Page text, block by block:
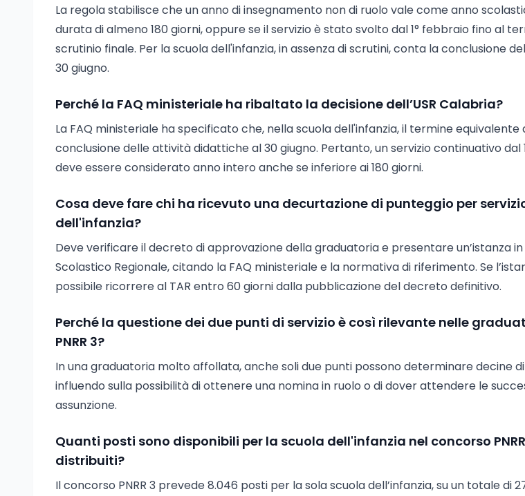
La regola stabilisce che un anno di insegnamento non di ruolo vale come anno
durata di almeno 180 giorni, oppure se il servizio è stato svolto dal 1° febbraio fino al
scrutinio finale. Per la scuola dell'infanzia, in assenza di scrutini, conta la conclusione
30 giugno.
Perché la FAQ ministeriale ha ribaltato la decisione dell’USR Calabria?
La FAQ ministeriale ha specificato che, nella scuola dell'infanzia, il termine equivalente
conclusione delle attività didattiche al 30 giugno. Pertanto, un servizio continuativo dal
deve essere considerato anno intero anche se inferiore ai 180 giorni.
Cosa deve fare chi ha ricevuto una decurtazione di punteggio per
dell'infanzia?
Deve verificare il decreto di approvazione della graduatoria e presentare un’istanza
Scolastico Regionale, citando la FAQ ministeriale e la normativa di riferimento. Se
possibile ricorrere al TAR entro 60 giorni dalla pubblicazione del decreto definitivo.
Perché la questione dei due punti di servizio è così rilevante nelle
PNRR 3?
In una graduatoria molto affollata, anche soli due punti possono determinare decine
influendo sulla possibilità di ottenere una nomina in ruolo o di dover attendere le
assunzione.
Quanti posti sono disponibili per la scuola dell'infanzia nel concorso
distribuiti?
Il concorso PNRR 3 prevede 8.046 posti per la sola scuola dell’infanzia, su un totale di